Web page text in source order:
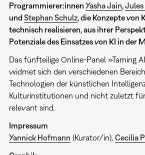
Programmierer:innen Yasha Jain,Jules
und Stephan Schulz, die Konzepte von
technisch realisieren, aus ihrer
Potenziale des Einsatzes von KI in der
Das fünfteilige Online-Panel »Taming
widmet sich den verschiedenen
Technologien der künstlichen
Kulturinstitutionen und nicht zuletzt
relevant sind.
Impressum
Yannick Hofmann (Kurator/in), Cecilia